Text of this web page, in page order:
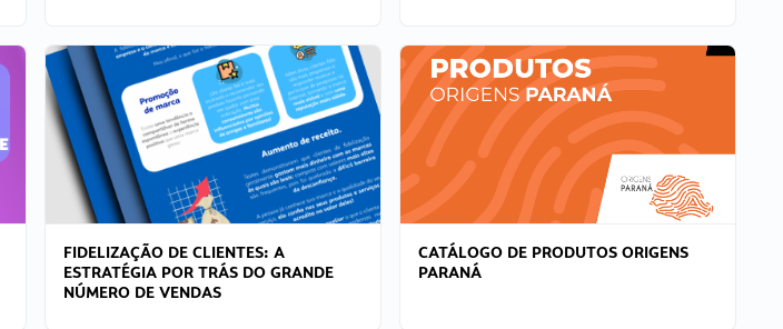
FIDELIZAÇÃO DE CLIENTES: A
ESTRATÉGIA POR TRÁS DO GRANDE
NÚMERO DE VENDAS
CATÁLOGO DE PRODUTOS ORIGENS
PARANÁ